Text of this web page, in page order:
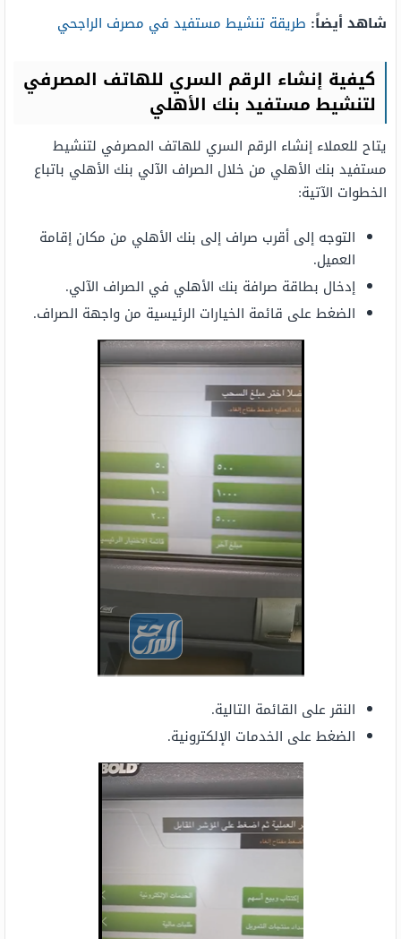
شاهد أيضاً: طريقة تنشيط مستفيد في مصرف الراجحي
كيفية إنشاء الرقم السري للهاتف المصرفي
لتنشيط مستفيد بنك الأهلي
يتاح للعملاء إنشاء الرقم السري للهاتف المصرفي لتنشيط
مستفيد بنك الأهلي من خلال الصراف الآلي بنك الأهلي باتباع
الخطوات الآتية:
التوجه إلى أقرب صراف إلى بنك الأهلي من مكان إقامة
العميل.
إدخال بطاقة صرافة بنك الأهلي في الصراف الآلي.
الضغط على قائمة الخيارات الرئيسية من واجهة الصراف.
النقر على القائمة التالية.
الضغط على الخدمات الإلكترونية.